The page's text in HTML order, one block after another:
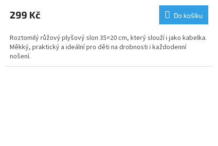
299 Kč Do košíku
Roztomilý růžový plyšový slon 35×20 cm, který slouží i jako kabelka.
Měkký, praktický a ideální pro děti na drobnosti i každodenní
nošení.